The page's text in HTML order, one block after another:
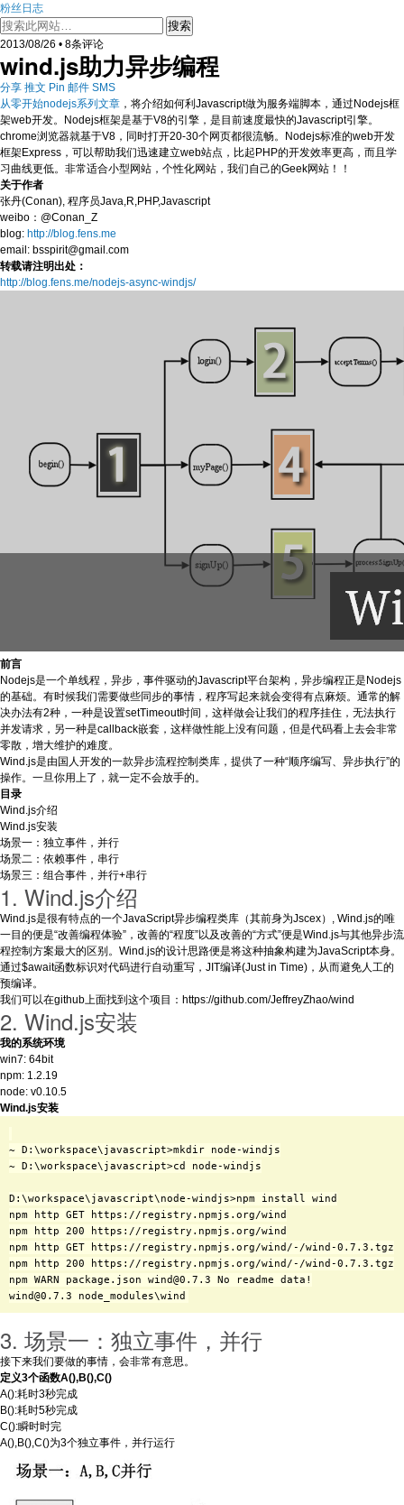
粉丝日志
2013/08/26 • 8条评论
wind.js助力异步编程
分享 推文 Pin 邮件 SMS
从零开始nodejs系列文章 ，将介绍如何利Javascript做为服务端脚本，通过Nodejs框
架web开发。Nodejs框架是基于V8的引擎，是目前速度最快的Javascript引擎。
chrome浏览器就基于V8，同时打开20-30个网页都很流畅。Nodejs标准的web开发
框架Express，可以帮助我们迅速建立web站点，比起PHP的开发效率更高，而且学
习曲线更低。非常适合小型网站，个性化网站，我们自己的Geek网站！！
关于作者
张丹(Conan), 程序员Java,R,PHP,Javascript
weibo：@Conan_Z
blog: http://blog.fens.me
email: bsspirit@gmail.com
转载请注明出处：
http://blog.fens.me/nodejs-async-windjs/
前言
Nodejs是一个单线程，异步，事件驱动的Javascript平台架构，异步编程正是Nodejs
的基础。有时候我们需要做些同步的事情，程序写起来就会变得有点麻烦。通常的解
决办法有2种，一种是设置setTimeout时间，这样做会让我们的程序挂住，无法执行
并发请求，另一种是callback嵌套，这样做性能上没有问题，但是代码看上去会非常
零散，增大维护的难度。
Wind.js是由国人开发的一款异步流程控制类库，提供了一种“顺序编写、异步执行”的
操作。一旦你用上了，就一定不会放手的。
目录
Wind.js介绍
Wind.js安装
场景一：独立事件，并行
场景二：依赖事件，串行
场景三：组合事件，并行+串行
1. Wind.js介绍
Wind.js是很有特点的一个JavaScript异步编程类库（其前身为Jscex）, Wind.js的唯
一目的便是“改善编程体验”，改善的“程度”以及改善的“方式”便是Wind.js与其他异步流
程控制方案最大的区别。Wind.js的设计思路便是将这种抽象构建为JavaScript本身。
通过$await函数标识对代码进行自动重写，JIT编译(Just in Time)，从而避免人工的
预编译。
我们可以在github上面找到这个项目：https://github.com/JeffreyZhao/wind
2. Wind.js安装
我的系统环境
win7: 64bit
npm: 1.2.19
node: v0.10.5
Wind.js安装
~ D:\workspace\javascript>mkdir node-windjs
~ D:\workspace\javascript>cd node-windjs
D:\workspace\javascript\node-windjs>npm install wind
npm http GET https://registry.npmjs.org/wind
npm http 200 https://registry.npmjs.org/wind
npm http GET https://registry.npmjs.org/wind/-/wind-0.7.3.tgz
npm http 200 https://registry.npmjs.org/wind/-/wind-0.7.3.tgz
npm WARN package.json wind@0.7.3 No readme data!
3. 场景一：独立事件，并行
接下来我们要做的事情，会非常有意思。
定义3个函数A(),B(),C()
A():耗时3秒完成
B():耗时5秒完成
C():瞬时时完
A(),B(),C()为3个独立事件，并行运行